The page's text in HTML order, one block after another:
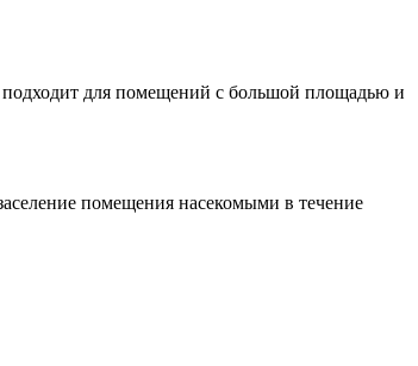
подходит для помещений с большой площадью и
помещения насекомыми в течение